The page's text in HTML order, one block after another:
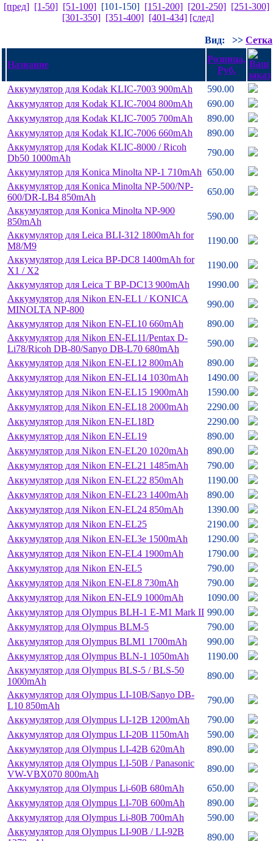
[пред] [1-50] [51-100] [101-150] [151-200] [201-250] [251-300]
[301-350] [351-400] [401-434] [след]
Вид: >> Сетка
Название
Розница,
Руб.
Аккумулятор для Kodak KLIC-7003 900mAh
590.00
Аккумулятор для Kodak KLIC-7004 800mAh
690.00
Аккумулятор для Kodak KLIC-7005 700mAh
890.00
Аккумулятор для Kodak KLIC-7006 660mAh
890.00
Аккумулятор для Kodak KLIC-8000 /Ricoh
Db50 1000mAh
790.00
Аккумулятор для Konica Minolta NP-1 710mAh 650.00
Аккумулятор для Konica Minolta NP-500/NP-
600/DR-LB4 850mAh
650.00
Аккумулятор для Konica Minolta NP-900
850mAh
590.00
Аккумулятор для Leica BLI-312 1800mAh for
M8/M9
1190.00
Аккумулятор для Leica BP-DC8 1400mAh for
X1 /X2
1190.00
Аккумулятор для Leica T BP-DC13 900mAh
1990.00
Аккумулятор для Nikon EN-EL1 /KONICA
MINOLTA NP-800
990.00
Аккумулятор для Nikon EN-EL10 660mAh
890.00
Аккумулятор для Nikon EN-EL11/Pentax D-
Li78/Ricoh DB-80/Sanyo DB-L70 680mAh
590.00
Аккумулятор для Nikon EN-EL12 800mAh
890.00
Аккумулятор для Nikon EN-EL14 1030mAh
1490.00
Аккумулятор для Nikon EN-EL15 1900mAh
1590.00
Аккумулятор для Nikon EN-EL18 2000mAh
2290.00
Аккумулятор для Nikon EN-EL18D
2290.00
Аккумулятор для Nikon EN-EL19
890.00
Аккумулятор для Nikon EN-EL20 1020mAh
890.00
Аккумулятор для Nikon EN-EL21 1485mAh
790.00
Аккумулятор для Nikon EN-EL22 850mAh
1190.00
Аккумулятор для Nikon EN-EL23 1400mAh
890.00
Аккумулятор для Nikon EN-EL24 850mAh
1390.00
Аккумулятор для Nikon EN-EL25
2190.00
Аккумулятор для Nikon EN-EL3e 1500mAh
1290.00
Аккумулятор для Nikon EN-EL4 1900mAh
1790.00
Аккумулятор для Nikon EN-EL5
790.00
Аккумулятор для Nikon EN-EL8 730mAh
790.00
Аккумулятор для Nikon EN-EL9 1000mAh
1090.00
Аккумулятор для Olympus BLH-1 E-M1 Mark II 990.00
Аккумулятор для Olympus BLM-5
790.00
Аккумулятор для Olympus BLM1 1700mAh
990.00
Аккумулятор для Olympus BLN-1 1050mAh
1190.00
Аккумулятор для Olympus BLS-5 /BLS-50
1000mAh
890.00
Аккумулятор для Olympus LI-10B/Sanyo DB-
L10 850mAh
790.00
Аккумулятор для Olympus LI-12B 1200mAh
790.00
Аккумулятор для Olympus LI-20B 1150mAh
590.00
Аккумулятор для Olympus LI-42B 620mAh
890.00
Аккумулятор для Olympus LI-50B /Panasonic
VW-VBX070 800mAh
890.00
Аккумулятор для Olympus Li-60B 680mAh
650.00
Аккумулятор для Olympus LI-70B 600mAh
890.00
Аккумулятор для Olympus Li-80B 700mAh
590.00
Аккумулятор для Olympus LI-90B /LI-92B
890.00